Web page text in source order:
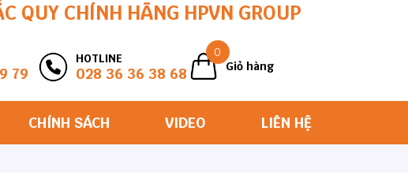
QUY CHÍNH HÃNG HPVN GROUP
79
HOTLINE
028 36 36 38 68
0
Giỏ hàng
CHÍNH SÁCH VIDEO LIÊN HỆ